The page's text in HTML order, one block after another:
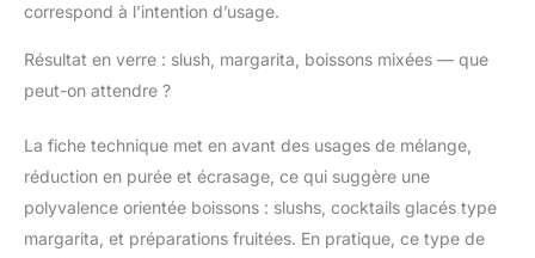
correspond à l’intention d’usage.
Résultat en verre : slush, margarita, boissons mixées — que
peut-on attendre ?
La fiche technique met en avant des usages de mélange,
réduction en purée et écrasage, ce qui suggère une
polyvalence orientée boissons : slushs, cocktails glacés type
margarita, et préparations fruitées. En pratique, ce type de